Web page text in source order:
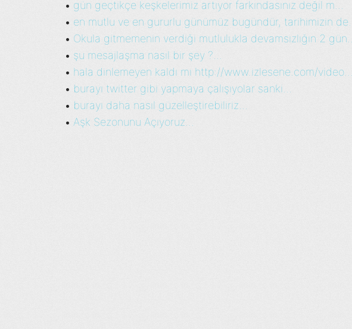
• gün geçtikçe keşkelerimiz artıyor farkındasınız değil m...
• en mutlu ve en gururlu günümüz bugündür, tarihimizin de...
• Okula gitmemenin verdiği mutlulukla devamsızlığın 2 gün...
• şu mesajlaşma nasıl bir şey ?...
• hala dinlemeyen kaldı mı http://www.izlesene.com/video...
• burayı twitter gibi yapmaya çalışıyolar sanki...
• burayı daha nasıl güzelleştirebiliriz...
• Aşk Sezonunu Açıyoruz...